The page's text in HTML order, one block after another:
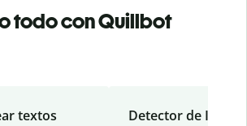
todo con Quillbot
textos Detector de IA